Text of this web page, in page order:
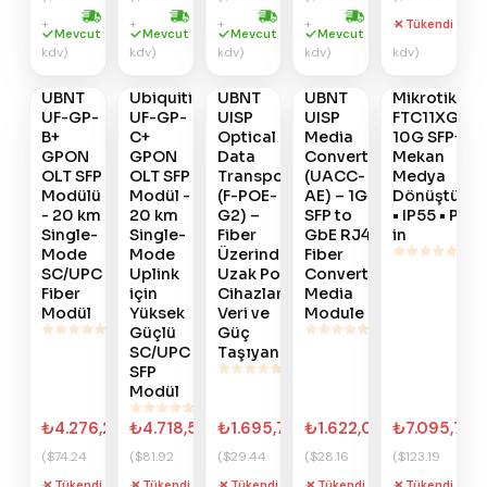
+
kdv)
Hızlı kargo
Mevcut
+
kdv)
Hızlı kargo
Mevcut
+
kdv)
Hızlı kargo
Mevcut
+
kdv)
Hızlı kargo
Mevcut
+
kdv)
Tükendi
904
Gelince
Haber
Ver
UBNT
UF-GP-
B+
GPON
OLT SFP
Modülü
- 20 km
Single-
Mode
SC/UPC
Fiber
Modül
₺4.276,22
($74.24
903
Gelince
Haber
Ver
Ubiquiti
UF-GP-
C+
GPON
OLT SFP
Modül -
20 km
Single-
Mode
Uplink
için
Yüksek
Güçlü
SC/UPC
SFP
Modül
₺4.718,59
($81.92
902
Gelince
Haber
Ver
UBNT
UISP
Optical
Data
Transport
(F-POE-
G2) –
Fiber
Üzerinden
Uzak PoE
Cihazlara
Veri ve
Güç
Taşıyan..
₺1.695,74
($29.44
#901
Gelince
Haber
Ver
UBNT
UISP
Media
Converter
(UACC-
AE) – 1G
SFP to
GbE RJ45
Fiber
Converter
Media
Module
₺1.622,02
($28.16
#797
Gelince
Haber
Ver
Mikrotik
FTC11XG -
10G SFP+
Mekan
Medya
• IP55 • PoE-
in
₺7.095,74
($123.19